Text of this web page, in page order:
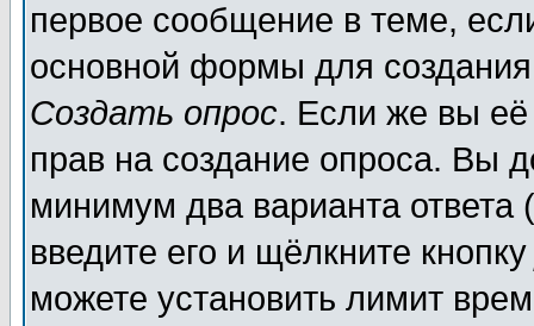
первое сообщение в теме,
основной формы для
Создать опрос. Если же вы её
прав на создание опроса. Вы
минимум два варианта ответа
введите его и щёлкните
можете установить лимит